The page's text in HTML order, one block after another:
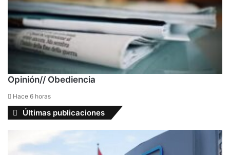
Opinión// Obediencia
Hace 6 horas
Últimas publicaciones